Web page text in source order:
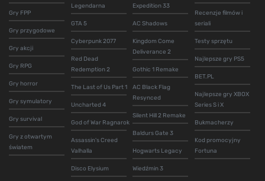
Gry FPP
Gry przygodowe
Gry akcji
Gry RPG
Gry horror
Gry symulatory
Gry survival
Gry z otwartym
światem
Legendarna
GTA 5
Cyberpunk 2077
Red Dead
Redemption 2
The Last of Us Part 1
Uncharted 4
God of War Ragnarok
Assassin's Creed
Valhalla
Disco Elysium
Expedition 33
AC Shadows
Kingdom Come
Deliverance 2
Gothic 1 Remake
AC Black Flag
Resynced
Silent Hill 2 Remake
Baldurs Gate 3
Hogwarts Legacy
Wiedźmin 3
Recenzje filmów i
seriali
Testy sprzętu
Najlepsze gry PS5
BET.PL
Najlepsze gry XBOX
Series S i X
Bukmacherzy
Kod promocyjny
Fortuna